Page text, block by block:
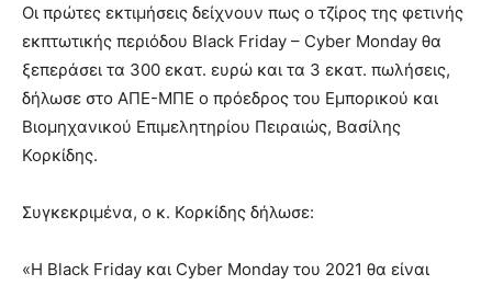
lesbians
very
cam
show.desi
xxx
brandi
you
meaning
Οι πρώτες εκτιμήσεις δείχνουν πως ο τζίρος της φετινής
εκπτωτικής περιόδου Black Friday – Cyber Monday θα
ξεπεράσει τα 300 εκατ. ευρώ και τα 3 εκατ. πωλήσεις,
δήλωσε στο ΑΠΕ-ΜΠΕ ο πρόεδρος του Εμπορικού και
Βιομηχανικού Επιμελητηρίου Πειραιώς, Βασίλης
Κορκίδης.
Συγκεκριμένα, ο κ. Κορκίδης δήλωσε:
«Η Black Friday και Cyber Monday του 2021 θα είναι